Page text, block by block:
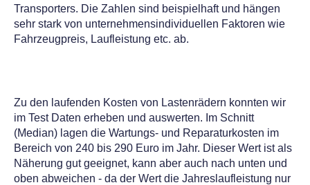
Transporters. Die Zahlen sind beispielhaft und hängen
sehr stark von unternehmensindividuellen Faktoren wie
Fahrzeugpreis, Laufleistung etc. ab.
Zu den laufenden Kosten von Lastenrädern konnten wir
im Test Daten erheben und auswerten. Im Schnitt
(Median) lagen die Wartungs- und Reparaturkosten im
Bereich von 240 bis 290 Euro im Jahr. Dieser Wert ist als
Näherung gut geeignet, kann aber auch nach unten und
oben abweichen - da der Wert die Jahreslaufleistung nur